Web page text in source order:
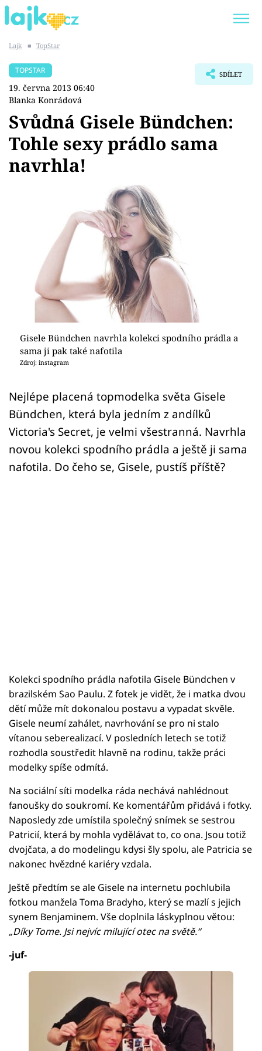
SHOPAHOLICADEL
Témata
Showbyznys
Sex a vztahy
Videa
Sledujte prima+
Přihlášení
Sledujte nás
Lajk ■ TopStar
TOPSTAR
19. června 2013 06:40
Blanka Konrádová
SDÍLET
Svůdná Gisele Bündchen:
Tohle sexy prádlo sama
navrhla!
Gisele Bündchen navrhla kolekci spodního prádla a
sama ji pak také nafotila
Zdroj: instagram
Nejlépe placená topmodelka světa Gisele
Bündchen, která byla jedním z andílků
Victoria's Secret, je velmi všestranná. Navrhla
novou kolekci spodního prádla a ještě ji sama
nafotila. Do čeho se, Gisele, pustíš příště?
Kolekci spodního prádla nafotila Gisele Bündchen v
brazilském Sao Paulu. Z fotek je vidět, že i matka dvou
dětí může mít dokonalou postavu a vypadat skvěle.
Gisele neumí zahálet, navrhování se pro ni stalo
vítanou seberealizací. V posledních letech se totiž
rozhodla soustředit hlavně na rodinu, takže práci
modelky spíše odmítá.
Na sociální síti modelka ráda nechává nahlédnout
fanoušky do soukromí. Ke komentářům přidává i fotky.
Naposledy zde umístila společný snímek se sestrou
Patricií, která by mohla vydělávat to, co ona. Jsou totiž
dvojčata, a do modelingu kdysi šly spolu, ale Patricia se
nakonec hvězdné kariéry vzdala.
Ještě předtím se ale Gisele na internetu pochlubila
fotkou manžela Toma Bradyho, který se mazlí s jejich
synem Benjaminem. Vše doplnila láskyplnou větou:
„Díky Tome. Jsi nejvíc milující otec na světě.“
-juf-